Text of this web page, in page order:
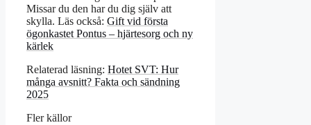
Missar du den har du dig själv att
skylla. Läs också: Gift vid första
ögonkastet Pontus – hjärtesorg och ny
kärlek
Relaterad läsning: Hotet SVT: Hur
många avsnitt? Fakta och sändning
2025
Fler källor